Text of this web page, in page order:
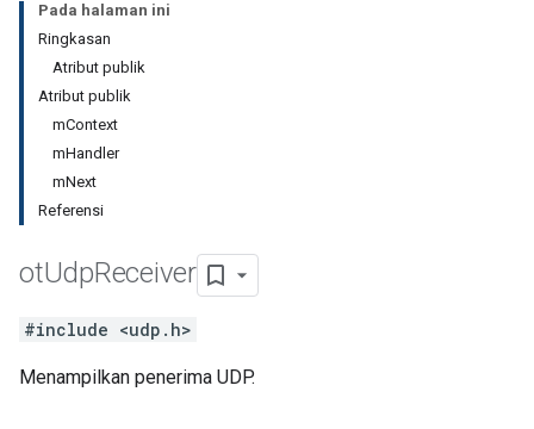
Pada halaman ini
Ringkasan
Atribut publik
Atribut publik
mContext
mHandler
mNext
Referensi
otUdpReceiver
#include <udp.h>
Menampilkan penerima UDP.